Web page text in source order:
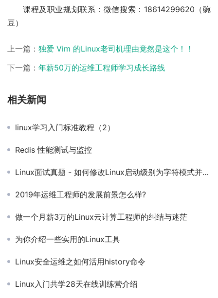
课程及职业规划联系：微信搜索：18614299620（豌
豆）
上一篇： 独爱 Vim 的Linux老司机理由竟然是这个！！
下一篇： 年薪50万的运维工程师学习成长路线
相关新闻
linux学习入门标准教程（2）
Redis 性能测试与监控
Linux面试真题 - 如何修改Linux启动级别为字符模式并永久生效，如何临时、永久关闭selinux及防火墙，请分别写出操作方法。
2019年运维工程师的发展前景怎么样?
做一个月薪3万的Linux云计算工程师的纠结与迷茫
为你介绍一些实用的Linux工具
Linux安全运维之如何活用history命令
Linux入门共学28天在线训练营介绍